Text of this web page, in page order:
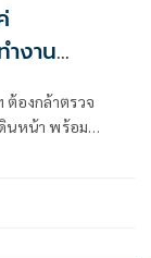
งาน
องกล้าตรวจ
นหน้า พร้อมชี้